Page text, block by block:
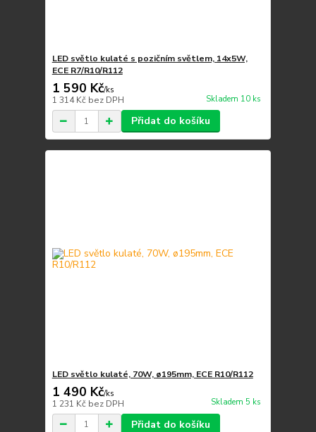
LED světlo kulaté s pozičním světlem, 14x5W,
ECE R7/R10/R112
1 590 Kč/ks
1 314 Kč bez DPH Skladem 10 ks
Přidat do košíku
LED světlo kulaté, 70W, ø195mm, ECE R10/R112
1 490 Kč/ks
1 231 Kč bez DPH Skladem 5 ks
Přidat do košíku